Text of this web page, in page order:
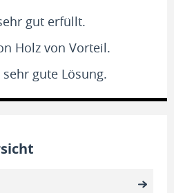
gut erfüllt.
Holz von Vorteil.
gute Lösung.